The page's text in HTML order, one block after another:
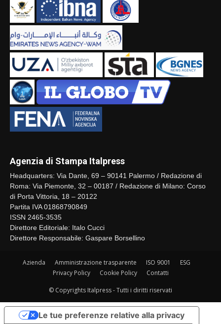
Agenzia di Stampa Italpress
Headquarters: Via Dante, 69 – 90141 Palermo / Redazione di
Roma: Via Piemonte, 32 – 00187 / Redazione di Milano: Corso
di Porta Vittoria, 18 – 20122
Partita IVA 01868790849
ISSN 2465-3535
Direttore Editoriale: Italo Cucci
Direttore Responsabile: Gaspare Borsellino
Azienda Amministrazione trasparente ISO 9001
ESG
Privacy Policy
Cookie Policy Contatti
© Copyrights Italpress - Tutti i diritti riservati
Le tue preferenze relative alla privacy